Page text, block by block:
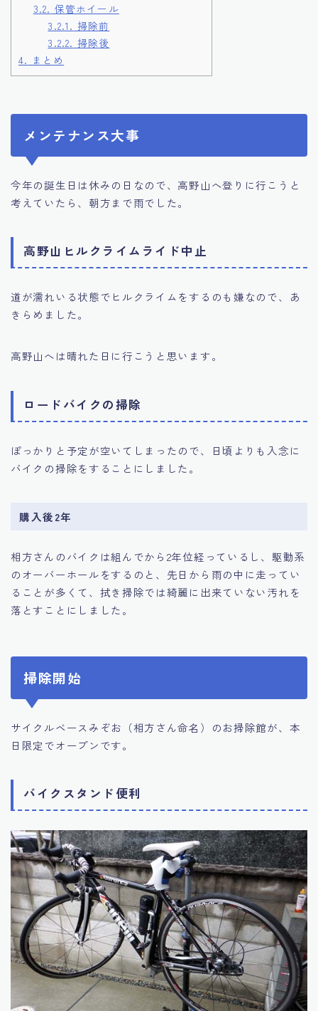
3.2. 保管ホイール
3.2.1. 掃除前
3.2.2. 掃除後
4. まとめ
メンテナンス大事
今年の誕生日は休みの日なので、高野山へ登りに行こうと
考えていたら、朝方まで雨でした。
高野山ヒルクライムライド中止
道が濡れいる状態でヒルクライムをするのも嫌なので、あ
きらめました。
高野山へは晴れた日に行こうと思います。
ロードバイクの掃除
ぽっかりと予定が空いてしまったので、日頃よりも入念に
バイクの掃除をすることにしました。
購入後2年
相方さんのバイクは組んでから2年位経っているし、駆動系
のオーバーホールをするのと、先日から雨の中に走ってい
ることが多くて、拭き掃除では綺麗に出来ていない汚れを
落とすことにしました。
掃除開始
サイクルベースみぞお（相方さん命名）のお掃除館が、本
日限定でオープンです。
バイクスタンド便利